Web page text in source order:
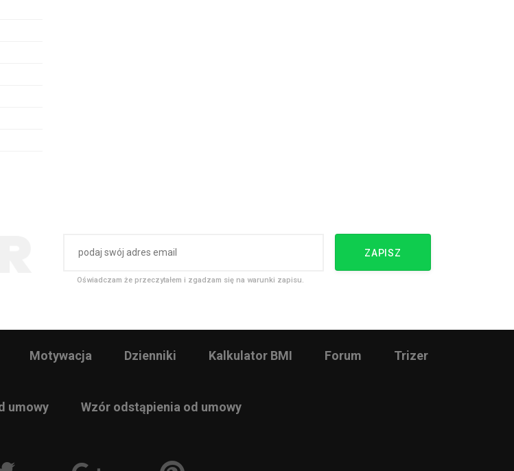
ZAPISZ
Oświadczam że przeczytałem i zgadzam się na warunki zapisu.
Motywacja Dzienniki Kalkulator BMI Forum Trizer
umowy Wzór odstąpienia od umowy